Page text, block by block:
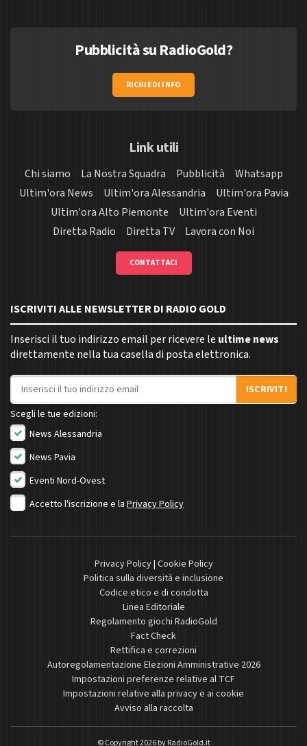
Pubblicità su RadioGold?
RICHIEDI INFO
Link utili
Chi siamo La Nostra Squadra Pubblicità
Whatsapp
Ultim'ora News
Ultim'ora Alessandria
Ultim'ora Pavia
Ultim'ora Alto Piemonte
Ultim'ora Eventi
Diretta Radio
Diretta TV Lavora con Noi
CONTATTACI
ISCRIVITI ALLE NEWSLETTER DI RADIO GOLD
Inserisci il tuo indirizzo email per ricevere le ultime news
direttamente nella tua casella di posta elettronica.
Indirizzo email
ISCRIVITI
Scegli le tue edizioni:
News Alessandria
News Pavia
Eventi Nord-Ovest
Accetto l'iscrizione e la Privacy Policy
Privacy Policy| Cookie Policy
Politica sulla diversità e inclusione
Codice etico e di condotta
Linea Editoriale
Regolamento giochi RadioGold
Fact Check
Rettifica e correzioni
Autoregolamentazione Elezioni Amministrative 2026
Impostazioni preferenze relative al TCF
Impostazioni relative alla privacy e ai cookie
Avviso alla raccolta
© Copyright 2026 byRadioGold.it